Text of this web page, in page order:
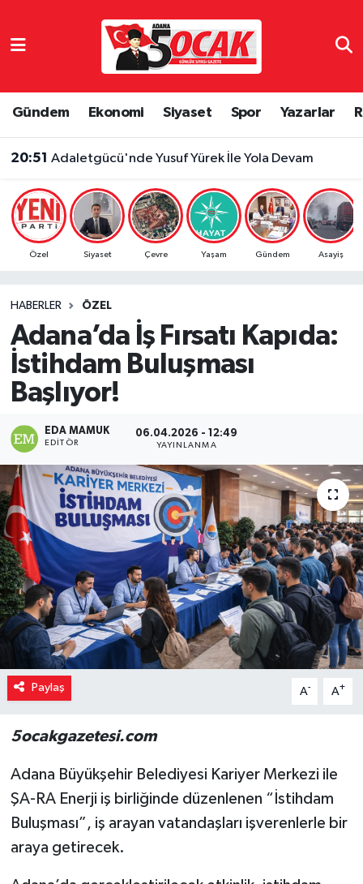
Gündem Ekonomi Siyaset Spor Yazarlar
20:51 Adaletgücü'nde Yusuf Yürek İle Yola Devam
Özel Siyaset Çevre Yaşam Gündem Asayiş
HABERLER ÖZEL
Adana’da İş Fırsatı Kapıda:
İstihdam Buluşması
Başlıyor!
EDA MAMUK
EDITÖR
06.04.2026 - 12:49
YAYINLANMA
Paylaş A- A+
5ocakgazetesi.com
Adana Büyükşehir Belediyesi Kariyer Merkezi ile
ŞA-RA Enerji iş birliğinde düzenlenen “İstihdam
Buluşması”, iş arayan vatandaşları işverenlerle bir
araya getirecek.
Dünya
Eğitim
Gündem
Haber Reklam
Magazin
Özel
Resmi İlanlar
Sağlık
Siyaset
Spor
Yaşam
Yerel Yönetimler
Adana Nöbetçi Eczaneler
Adana Trafik Yoğunluk Haritası
Süper Lig Puan Durumu ve Fikstür
Son Dakika Haberleri
Haber Arşivi